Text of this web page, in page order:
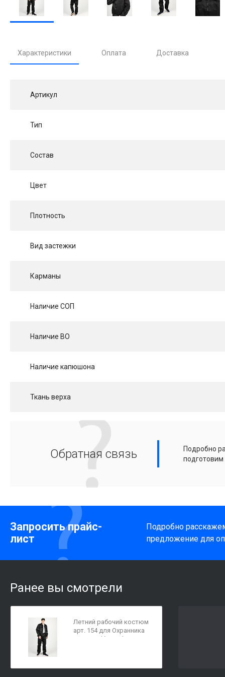
Характеристики Оплата Доставка
Артикул
Тип
Состав
Цвет
Плотность
Вид застежки
Карманы
Наличие СОП
Наличие ВО
Наличие капюшона
Ткань верха
Обратная связь
Подробно
Запросить прайс-
лист
Подробно
предложение для
Ранее вы смотрели
Летний рабочий костюм
арт. 154 для Охранника
Premium (брюки)